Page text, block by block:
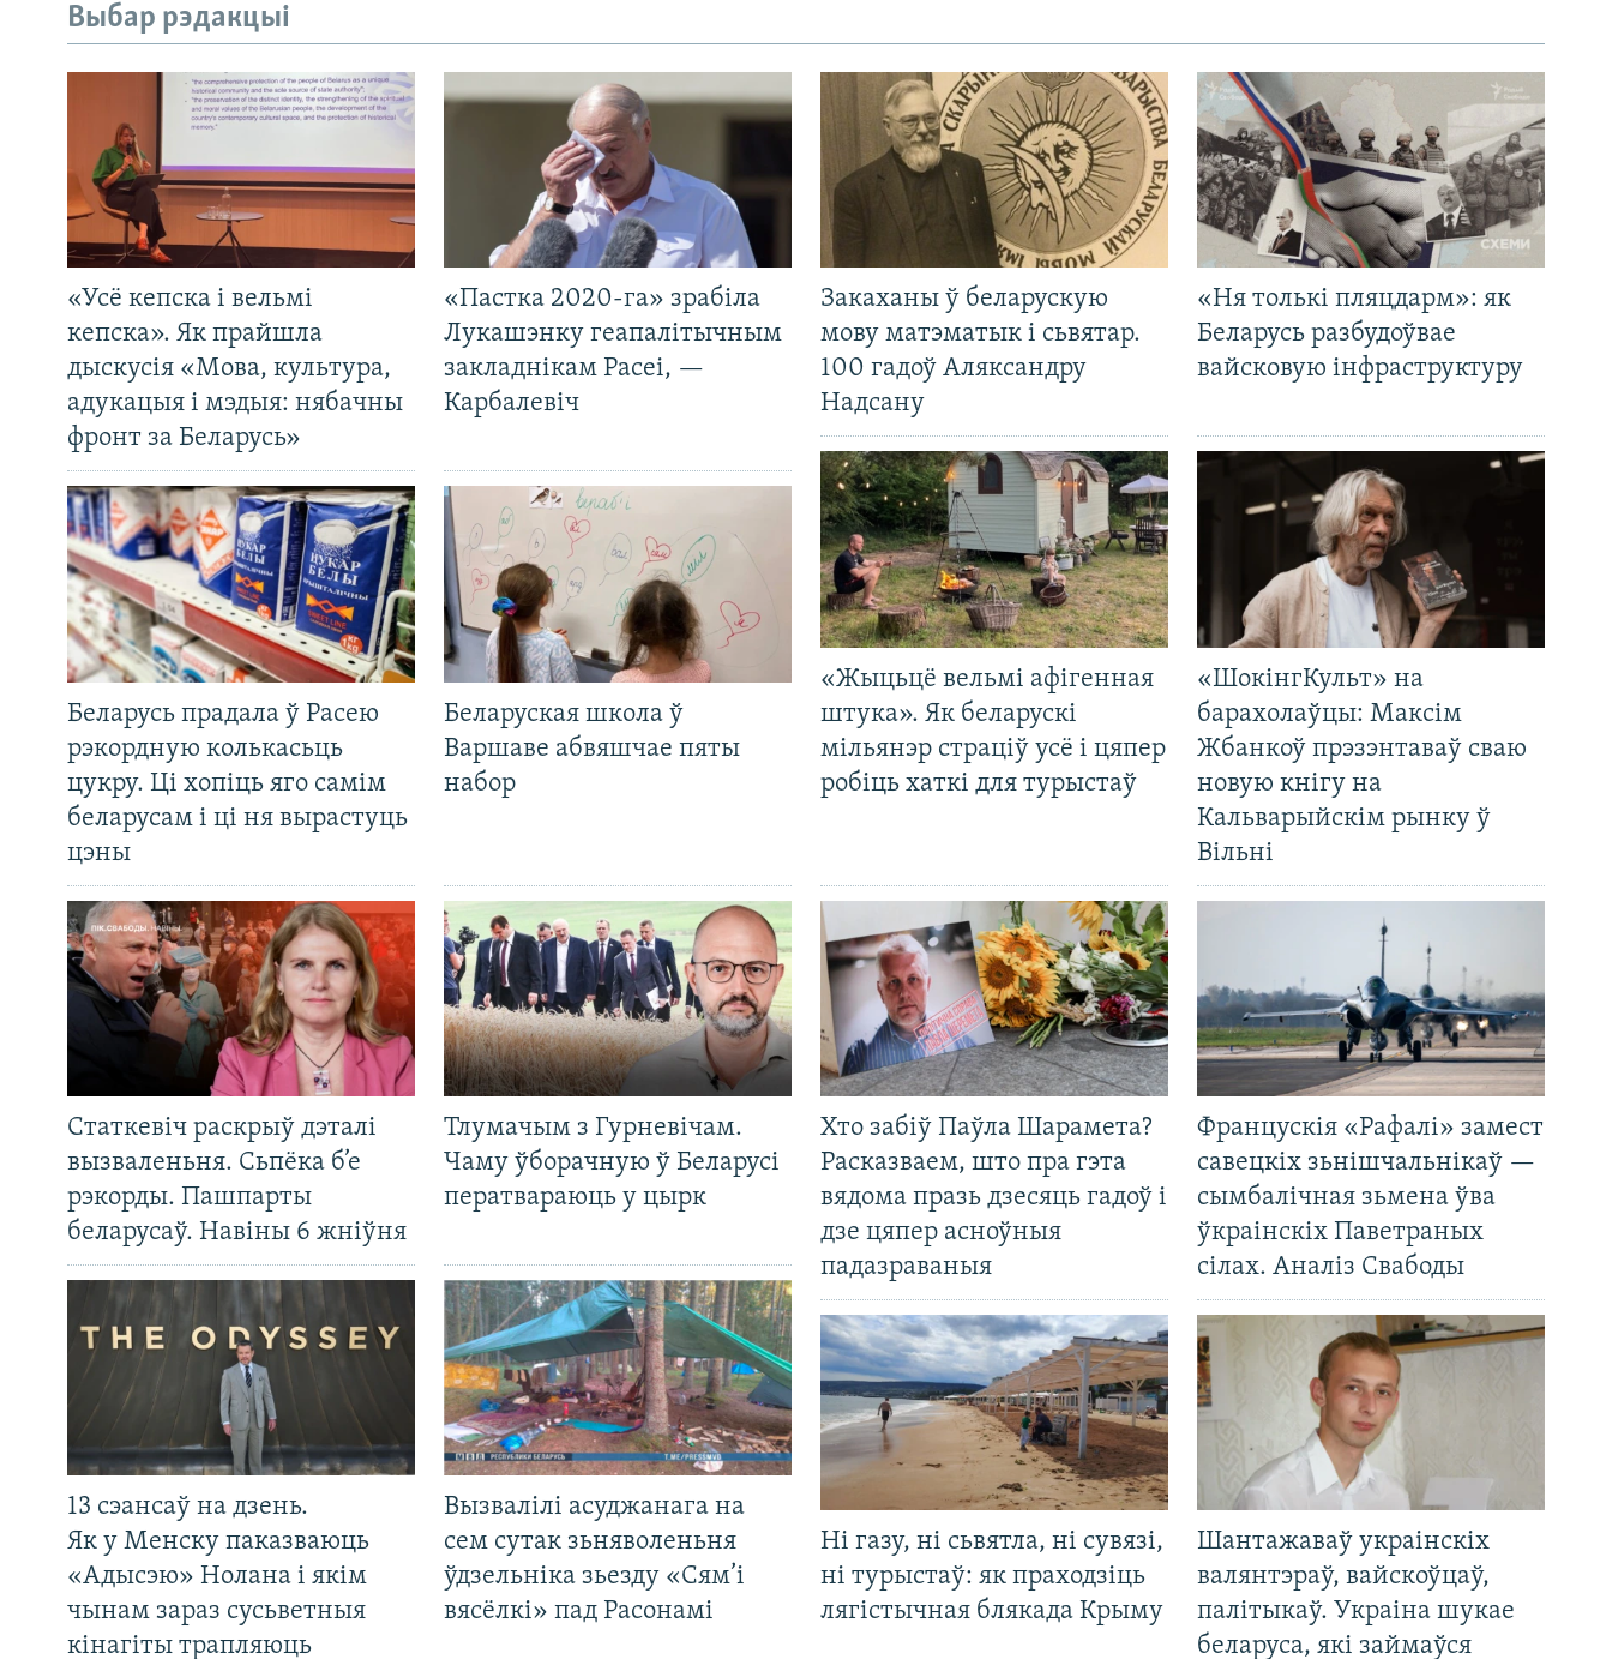
Выбар рэдакцыі
«Усё кепска і вельмі
кепска». Як прайшла
дыскусія «Мова, культура,
адукацыя і мэдыя: нябачны
фронт за Беларусь»
«Пастка 2020-га» зрабіла
Лукашэнку геапалітычным
закладнікам Расеі, —
Карбалевіч
Беларусь прадала ў Расею
рэкордную колькасьць
цукру. Ці хопіць яго самім
беларусам і ці ня вырастуць
цэны
Беларуская школа ў
Варшаве абвяшчае пяты
набор
Статкевіч раскрыў дэталі
вызваленьня. Сьпёка б’е
рэкорды. Пашпарты
беларусаў. Навіны 6 жніўня
Тлумачым з Гурневічам.
Чаму ўборачную ў Беларусі
ператвараюць у цырк
13 сэансаў на дзень.
Як у Менску паказваюць
«Адысэю» Нолана і якім
чынам зараз сусьветныя
кінагіты трапляюць
Вызвалілі асуджанага на
сем сутак зьняволеньня
ўдзельніка зьезду «Сям’і
вясёлкі» пад Расонамі
Закаханы ў беларускую
мову матэматык і сьвятар.
100 гадоў Аляксандру
Надсану
«Ня толькі пляцдарм»: як
Беларусь разбудоўвае
вайсковую інфраструктуру
«Жыцьцё вельмі афігенная
штука». Як беларускі
мільянэр страціў усё і цяпер
робіць хаткі для турыстаў
«ШокінгКульт» на
барахолаўцы: Максім
Жбанкоў прэзэнтаваў сваю
новую кнігу на
Кальварыйскім рынку ў
Вільні
Хто забіў Паўла Шарамета?
Расказваем, што пра гэта
вядома празь дзесяць гадоў і
дзе цяпер асноўныя
падазраваныя
Францускія «Рафалі» замест
савецкіх зьнішчальнікаў —
сымбалічная зьмена ўва
ўкраінскіх Паветраных
сілах. Аналіз Свабоды
Ні газу, ні сьвятла, ні сувязі,
ні турыстаў: як праходзіць
лягістычная блякада Крыму
Шантажаваў украінскіх
валянтэраў, вайскоўцаў,
палітыкаў. Украіна шукае
беларуса, які займаўся